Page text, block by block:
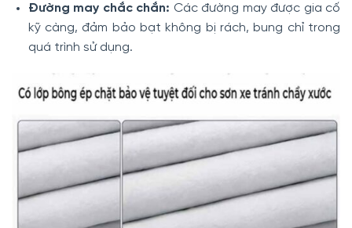
Đường may chắc chắn: Các đường may được gia cố
kỹ càng, đảm bảo bạt không bị rách, bung chỉ trong
quá trình sử dụng.